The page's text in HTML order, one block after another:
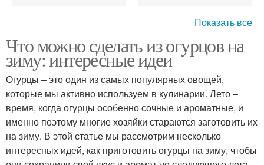
Закуски на зиму Блюда на зиму
Салат на зиму Огурцы на зиму
Показать все
Что можно сделать из огурцов на
зиму: интересные идеи
Огурцы – это один из самых популярных овощей,
которые мы активно используем в кулинарии. Лето –
время, когда огурцы особенно сочные и ароматные, и
именно поэтому многие хозяйки стараются заготовить их
на зиму. В этой статье мы рассмотрим несколько
интересных идей, как приготовить огурцы на зиму, чтобы